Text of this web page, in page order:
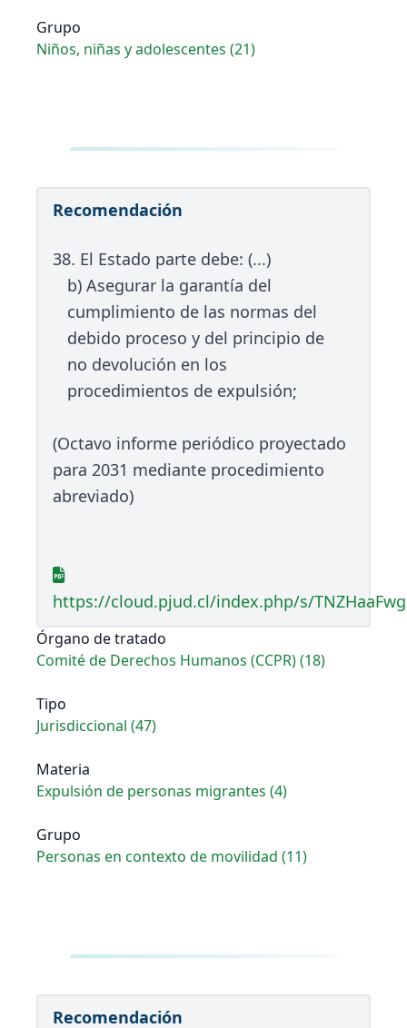
Grupo
Niños, niñas y adolescentes (21)
Recomendación
38. El Estado parte debe: (...)
b) Asegurar la garantía del
cumplimiento de las normas del
debido proceso y del principio de
no devolución en los
procedimientos de expulsión;
(Octavo informe periódico proyectado
para 2031 mediante procedimiento
abreviado)
https://cloud.pjud.cl/index.php/s/
Órgano de tratado
Comité de Derechos Humanos (CCPR) (18)
Tipo
Jurisdiccional (47)
Materia
Expulsión de personas migrantes (4)
Grupo
Personas en contexto de movilidad (11)
Recomendación